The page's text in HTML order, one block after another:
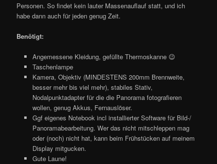
Personen. So findet kein lauter Massenauflauf statt, und ich
habe dann auch für jeden genug Zeit.
Benötigt:
Angemessene Kleidung, gefüllte Thermoskanne 😉
Taschenlampe
Kamera, Objektiv (MINDESTENS 200mm Brennweite,
besser mehr bis viel mehr), stabiles Stativ,
Nodalpunktadapter für die die Panorama fotografieren
wollen, genug Akkus, Fernauslöser.
Ggf eigenes Notebook incl installierter Software für Bild-/
Panoramabearbeitung. Wer das nicht mitschleppen mag
oder (noch) nicht hat, kann beim Frühstücken auf meinem
Display mitgucken.
Gute Laune!